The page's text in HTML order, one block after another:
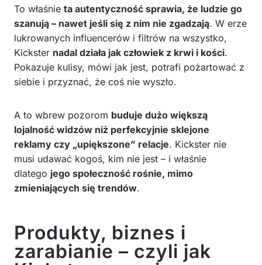
To właśnie ta autentyczność sprawia, że ludzie go
szanują – nawet jeśli się z nim nie zgadzają. W erze
lukrowanych influencerów i filtrów na wszystko,
Kickster nadal działa jak człowiek z krwi i kości.
Pokazuje kulisy, mówi jak jest, potrafi pożartować z
siebie i przyznać, że coś nie wyszło.
A to wbrew pozorom buduje dużo większą
lojalność widzów niż perfekcyjnie sklejone
reklamy czy „upiększone” relacje. Kickster nie
musi udawać kogoś, kim nie jest – i właśnie
dlatego jego społeczność rośnie, mimo
zmieniających się trendów.
Produkty, biznes i
zarabianie – czyli jak